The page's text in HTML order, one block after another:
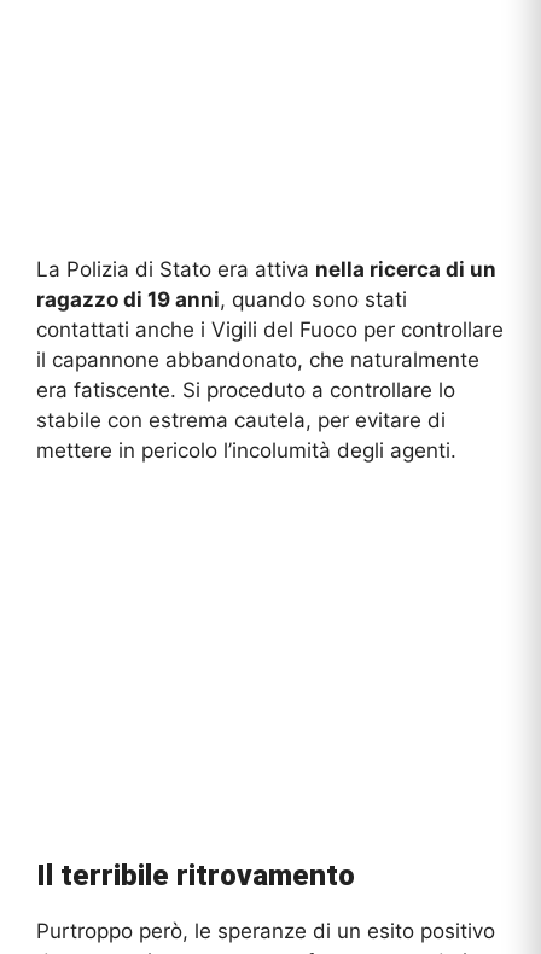
La Polizia di Stato era attiva nella ricerca di un
ragazzo di 19 anni, quando sono stati
contattati anche i Vigili del Fuoco per controllare
il capannone abbandonato, che naturalmente
era fatiscente. Si proceduto a controllare lo
stabile con estrema cautela, per evitare di
mettere in pericolo l’incolumità degli agenti.
Il terribile ritrovamento
Purtroppo però, le speranze di un esito positivo